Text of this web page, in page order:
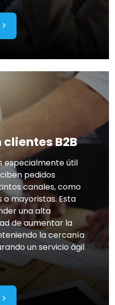
clientes B2B
especialmente útil
pedidos
canales, como
o mayoristas. Esta
una alta
de aumentar la
la cercanía
un servicio ágil